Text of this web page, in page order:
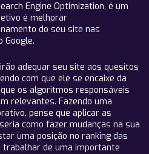
Engine Optimization, é um
é melhorar
do seu site nas
Google.
adequar seu site aos quesitos
com que ele se encaixe da
os algoritmos responsáveis
relevantes. Fazendo uma
pense que aplicar as
como fazer mudanças na sua
uma posição no ranking das
de uma importante